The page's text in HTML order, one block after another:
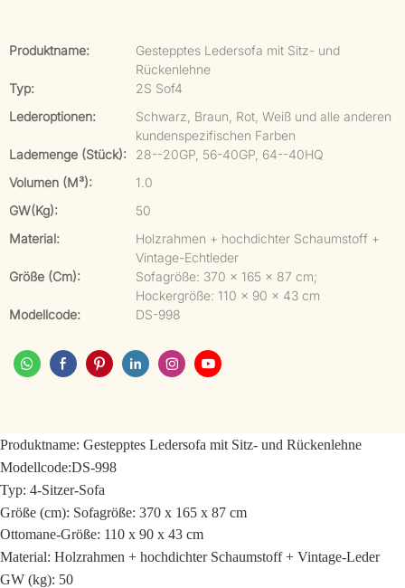
Produktname:
Gestepptes Ledersofa mit Sitz- und
Rückenlehne
Typ:
2S Sof4
Lederoptionen:
Schwarz, Braun, Rot, Weiß und alle anderen
kundenspezifischen Farben
Lademenge (Stück):
28--20GP, 56-40GP, 64--40HQ
Volumen (m³):
1.0
GW(kg):
50
Material:
Holzrahmen + hochdichter Schaumstoff +
Vintage-Echtleder
Größe (cm):
Sofagröße: 370 x 165 x 87 cm;
Hockergröße: 110 x 90 x 43 cm
Modellcode:
DS-998
Produktname: Gestepptes Ledersofa mit Sitz- und Rückenlehne
Modellcode:DS-998
Typ: 4-Sitzer-Sofa
Größe (cm): Sofagröße: 370 x 165 x 87 cm
Ottomane-Größe: 110 x 90 x 43 cm
Material: Holzrahmen + hochdichter Schaumstoff + Vintage-Leder
GW (kg): 50